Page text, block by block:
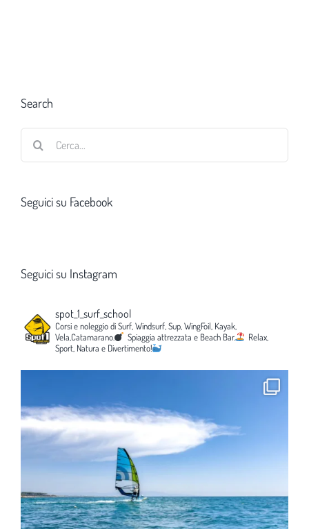
Search
Seguici su Facebook
Seguici su Instagram
spot_1_surf_school
Corsi e noleggio di Surf, Windsurf, Sup, WingFoil, Kayak,
Vela,Catamarano.
Spiaggia attrezzata e Beach Bar.
Relax,
Sport, Natura e Divertimento!